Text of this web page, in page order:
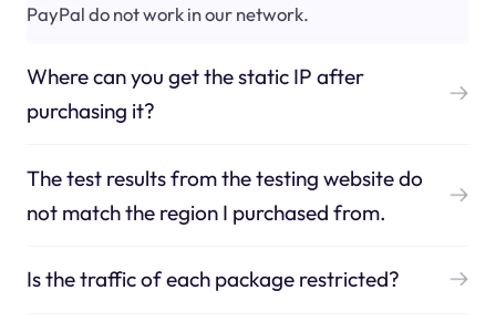
PayPal do not work in our network.
Where can you get the static IP after
purchasing it?
The test results from the testing website do
not match the region I purchased from.
Is the traffic of each package restricted?